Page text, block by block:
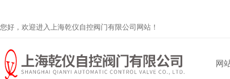
您好，欢迎进入上海乾仪自控阀门有限公司网站！
网